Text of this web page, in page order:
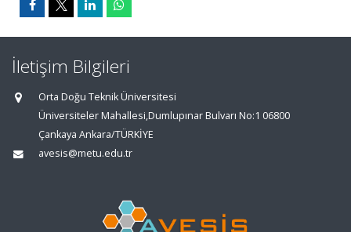
İletişim Bilgileri
Orta Doğu Teknik Üniversitesi
Üniversiteler Mahallesi,Dumlupınar Bulvarı No:1 06800
Çankaya Ankara/TÜRKİYE
avesis@metu.edu.tr